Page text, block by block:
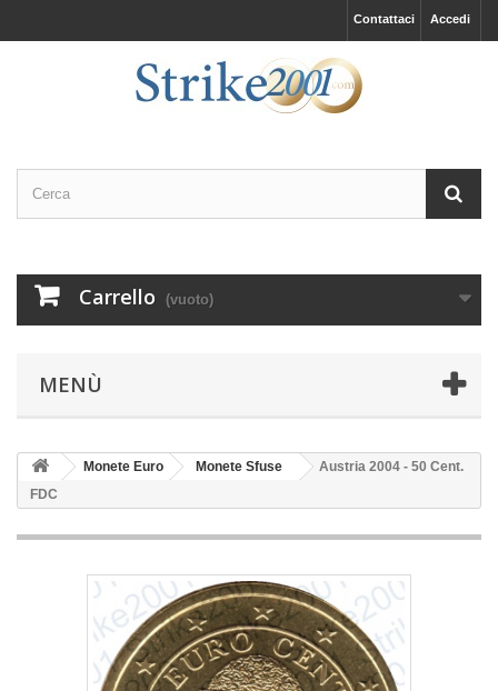
Accedi
Contattaci
Carrello (vuoto)
MENÙ
Monete Euro Monete Sfuse
Austria 2004 - 50 Cent.
FDC